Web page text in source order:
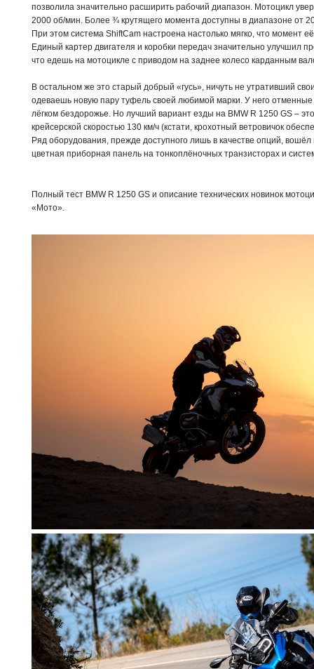
позволила значительно расширить рабочий диапазон. Мотоцикл
2000 об/мин. Более ¾ крутящего момента доступны в диапазоне от
При этом система ShiftCam настроена настолько мягко, что момент
Единый картер двигателя и коробки передач значительно улучшил
что едешь на мотоцикле с приводом на заднее колесо карданным
В остальном же это старый добрый «гусь», ничуть не утративший
одеваешь новую пару туфель своей любимой марки. У него
лёгком бездорожье. Но лучший вариант езды на BMW R 1250 GS –
крейсерской скоростью 130 км/ч (кстати, крохотный ветровичок
Ряд оборудования, прежде доступного лишь в качестве опций,
цветная приборная панель на тонкоплёночных транзисторах и
Полный тест BMW R 1250 GS и описание технических новинок
«Мото».